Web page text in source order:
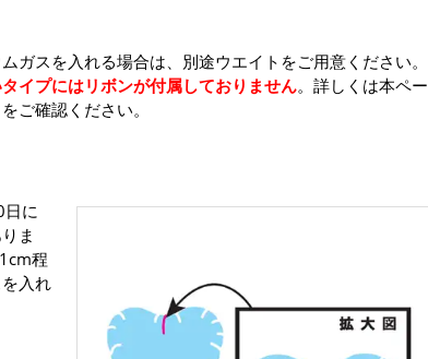
ガスを入れる場合は、別途ウエイトをご用意ください。
イプにはリボンが付属しておりません。詳しくは本ペー
をご確認ください。
に
ま
程
入れ